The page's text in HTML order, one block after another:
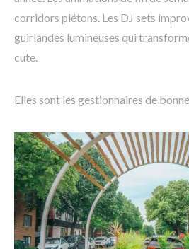
corridors piétons. Les DJ sets
guirlandes lumineuses qui
cute.
Elles sont les gestionnaires de